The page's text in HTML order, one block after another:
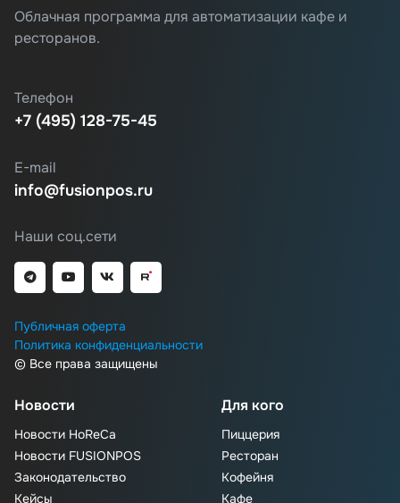
Облачная программа для автоматизации кафе и
ресторанов.
Телефон
+7 (495) 128-75-45
E-mail
info@fusionpos.ru
Наши соц.сети
Публичная оферта
Политика конфиденциальности
© Все права защищены
Новости
Новости HoReCa
Новости FUSIONPOS
Законодательство
Кейсы
Для кого
Пиццерия
Ресторан
Кофейня
Кафе